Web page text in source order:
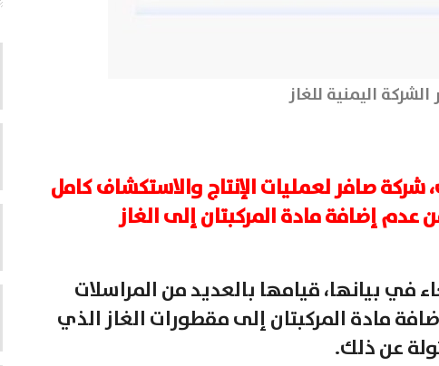
اليمنية للغاز
صافر لعمليات الإنتاج والاستكشاف كامل
عدم إضافة مادة المركبتان إلى الغاز
في بيانها، قيامها بالعديد من المراسلات
مادة المركبتان إلى مقطورات الغاز الذي
عن ذلك.